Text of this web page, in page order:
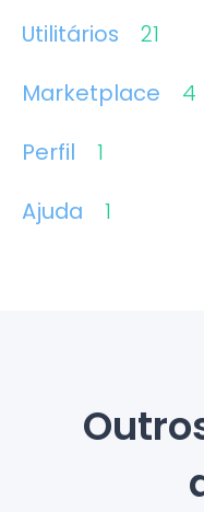
Utilitários
21
Marketplace
4
Perfil
1
Ajuda
1